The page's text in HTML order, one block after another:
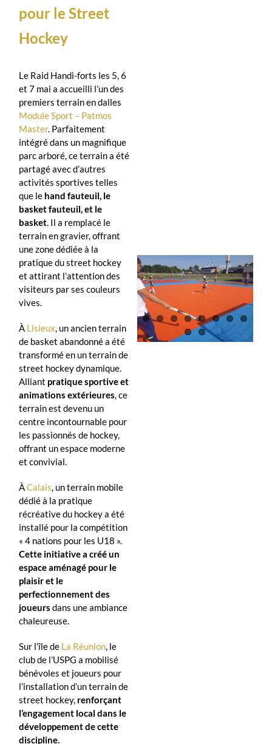
pour le Street
Hockey
Le Raid Handi-forts les 5, 6
et 7 mai a accueilli l’un des
premiers terrain en dalles
Module Sport – Patmos
Master. Parfaitement
intégré dans un magnifique
parc arboré, ce terrain a été
partagé avec d’autres
activités sportives telles
que le hand fauteuil, le
basket fauteuil, et le
basket. Il a remplacé le
terrain en gravier, offrant
une zone dédiée à la
pratique du street hockey
et attirant l’attention des
visiteurs par ses couleurs
vives.
À Lisieux , un ancien terrain
de basket abandonné a été
transformé en un terrain de
street hockey dynamique.
Alliant pratique sportive et
animations extérieures , ce
terrain est devenu un
centre incontournable pour
les passionnés de hockey,
offrant un espace moderne
et convivial.
ÀCalais , un terrain mobile
dédié à la pratique
récréative du hockey a été
installé pour la compétition
« 4 nations pour les U18 ».
Cette initiative a créé un
espace aménagé pour le
plaisir et le
perfectionnement des
joueurs dans une ambiance
chaleureuse.
Sur l’île de La Réunion, le
club de l’USPG a mobilisé
bénévoles et joueurs pour
l’installation d’un terrain de
street hockey, renforçant
l’engagement local dans le
développement de cette
discipline.